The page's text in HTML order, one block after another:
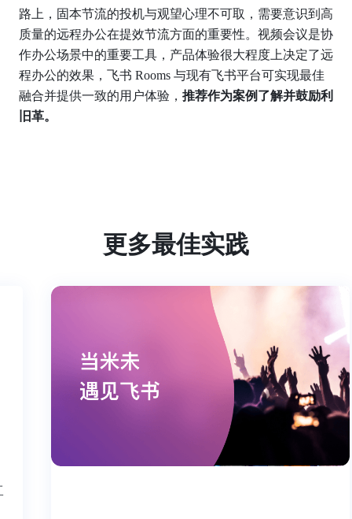
路上，固本节流的投机与观望心理不可取，需要意识到高
质量的远程办公在提效节流方面的重要性。视频会议是协
作办公场景中的重要工具，产品体验很大程度上决定了远
程办公的效果，飞书 Rooms 与现有飞书平台可实现最佳
融合并提供一致的用户体验， 推荐作为案例了解并鼓励利
旧革。
更多最佳实践